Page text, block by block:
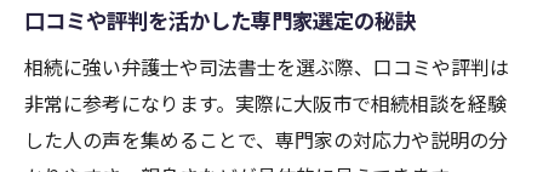
口コミや評判を活かした専門家選定の秘訣
相続に強い弁護士や司法書士を選ぶ際、口コミや評判は
非常に参考になります。実際に大阪市で相続相談を経験
した人の声を集めることで、専門家の対応力や説明の分